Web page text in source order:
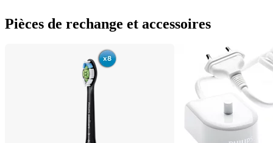
Pièces de rechange et accessoires